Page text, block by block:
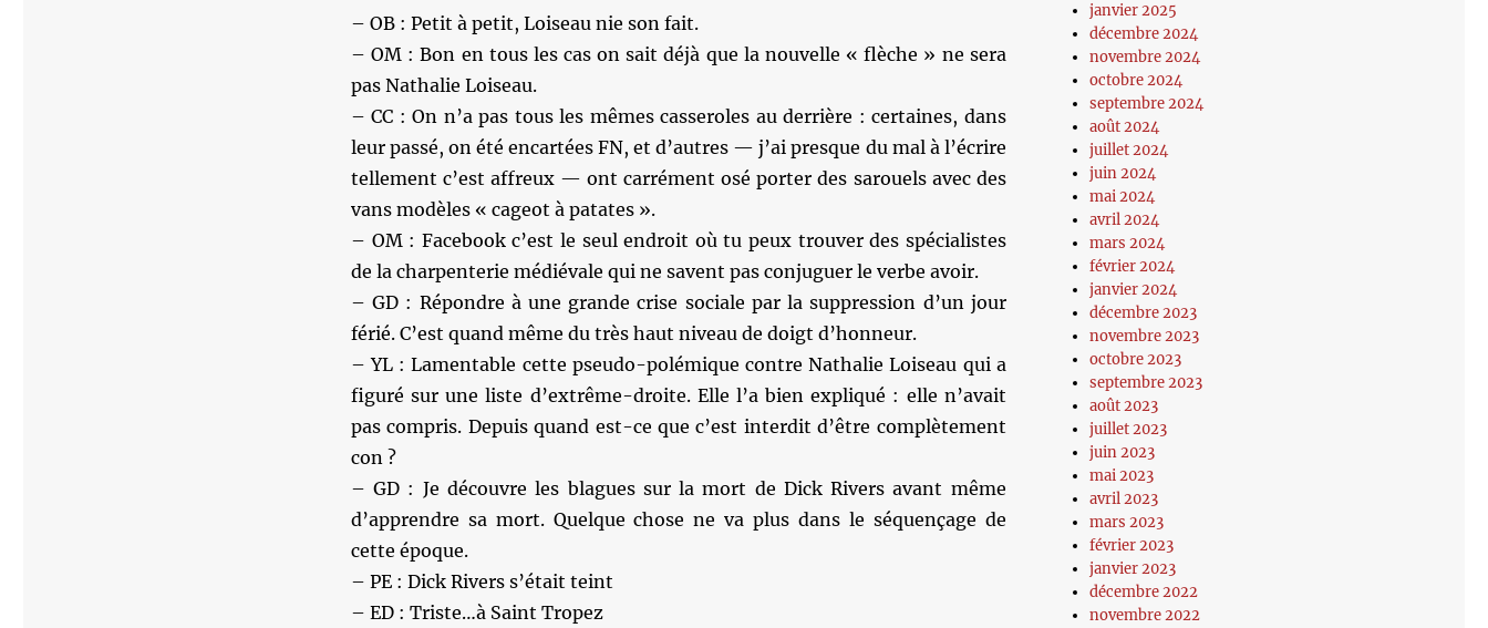
– OB : Petit à petit, Loiseau nie son fait.
– OM : Bon en tous les cas on sait déjà que la nouvelle « flèche » ne sera
pas Nathalie Loiseau.
– CC : On n’a pas tous les mêmes casseroles au derrière : certaines, dans
leur passé, on été encartées FN, et d’autres — j’ai presque du mal à l’écrire
tellement c’est affreux — ont carrément osé porter des sarouels avec des
vans modèles « cageot à patates ».
– OM : Facebook c’est le seul endroit où tu peux trouver des spécialistes
de la charpenterie médiévale qui ne savent pas conjuguer le verbe avoir.
– GD : Répondre à une grande crise sociale par la suppression d’un jour
férié. C’est quand même du très haut niveau de doigt d’honneur.
– YL : Lamentable cette pseudo-polémique contre Nathalie Loiseau qui a
figuré sur une liste d’extrême-droite. Elle l’a bien expliqué : elle n’avait
pas compris. Depuis quand est-ce que c’est interdit d’être complètement
con ?
– GD : Je découvre les blagues sur la mort de Dick Rivers avant même
d’apprendre sa mort. Quelque chose ne va plus dans le séquençage de
cette époque.
– PE : Dick Rivers s’était teint
– ED : Triste…à Saint Tropez
janvier 2025
décembre 2024
novembre 2024
octobre 2024
septembre 2024
août 2024
juillet 2024
juin 2024
mai 2024
avril 2024
mars 2024
février 2024
janvier 2024
décembre 2023
novembre 2023
octobre 2023
septembre 2023
août 2023
juillet 2023
juin 2023
mai 2023
avril 2023
mars 2023
février 2023
janvier 2023
décembre 2022
novembre 2022